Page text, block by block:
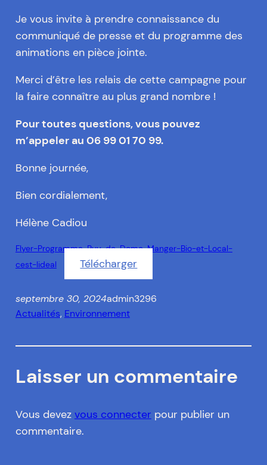
Je vous invite à prendre connaissance du
communiqué de presse et du programme des
animations en pièce jointe.
Merci d’être les relais de cette campagne pour
la faire connaître au plus grand nombre !
Pour toutes questions, vous pouvez
m’appeler au 06 99 01 70 99.
Bonne journée,
Bien cordialement,
Hélène Cadiou
Flyer-Programme-Puy-de-Dome-Manger-Bio-et-Local-
cest-lideal
Télécharger
septembre 30, 2024admin3296
Actualités, Environnement
Laisser un commentaire
Vous devez vous connecter pour publier un
commentaire.